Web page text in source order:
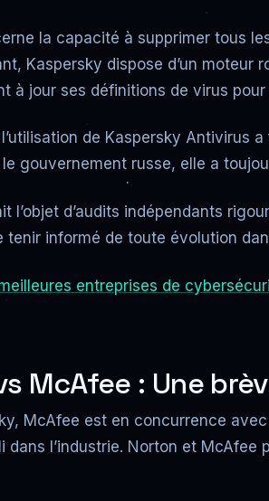
la capacité à supprimer tous
Kaspersky dispose d’un
à jour ses définitions de virus
de Kaspersky Antivirus
gouvernement russe, elle a
l’objet d’audits indépendants
tenir informé de toute évolution
entreprises de
McAfee : Une
McAfee est en concurrence
dans l’industrie. Norton et